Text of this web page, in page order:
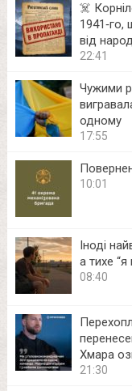
☠️
1941‑го,
від
22:41
Чужими
одному
17:55
10:01
Іноді
а тихе “я
08:40
Хмара
21:30